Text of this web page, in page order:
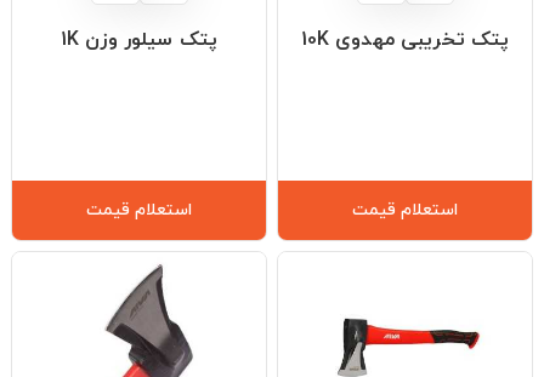
پتک تخریبی مهدوی 10K
استعلام قیمت
پتک سیلور وزن 1K
استعلام قیمت